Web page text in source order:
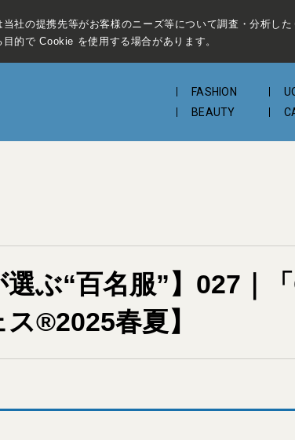
当社の提携先等がお客様のニーズ等について調査・分析し
的で Cookie を使用する場合があります。
FASHION
BEAUTY
選ぶ“百名服”】027｜
®2025春夏】